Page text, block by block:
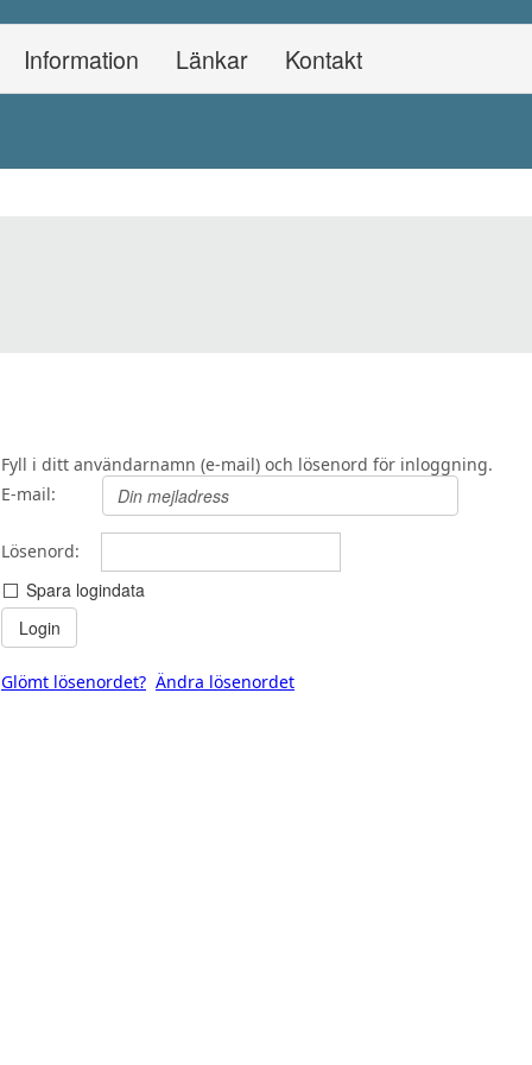
Information Länkar Kontakt
Fyll i ditt användarnamn (e-mail) och lösenord för inloggning.
E-mail:
Lösenord:
Spara logindata
Login
Glömt lösenordet? Ändra lösenordet